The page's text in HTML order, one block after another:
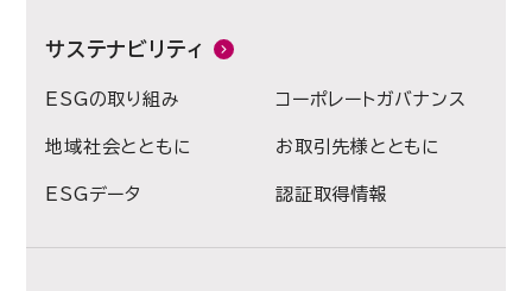
サステナビリティ
ESGの取り組み コーポレートガバナンス
地域社会とともに お取引先様とともに
ESGデータ 認証取得情報